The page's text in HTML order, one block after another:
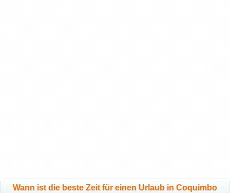
Wann ist die beste Zeit für einen Urlaub in Coquimbo